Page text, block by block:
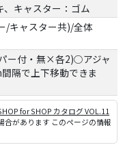
キャスター：ゴム
/キャスター共)/全体
ー付・無×各2)○アジャ
隔で上下移動できま
for SHOP カタログ VOL.11
があります このページの情報